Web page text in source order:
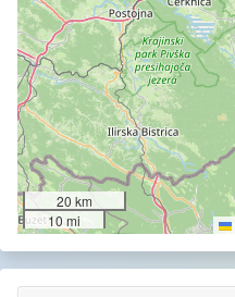
20 km
10 mi